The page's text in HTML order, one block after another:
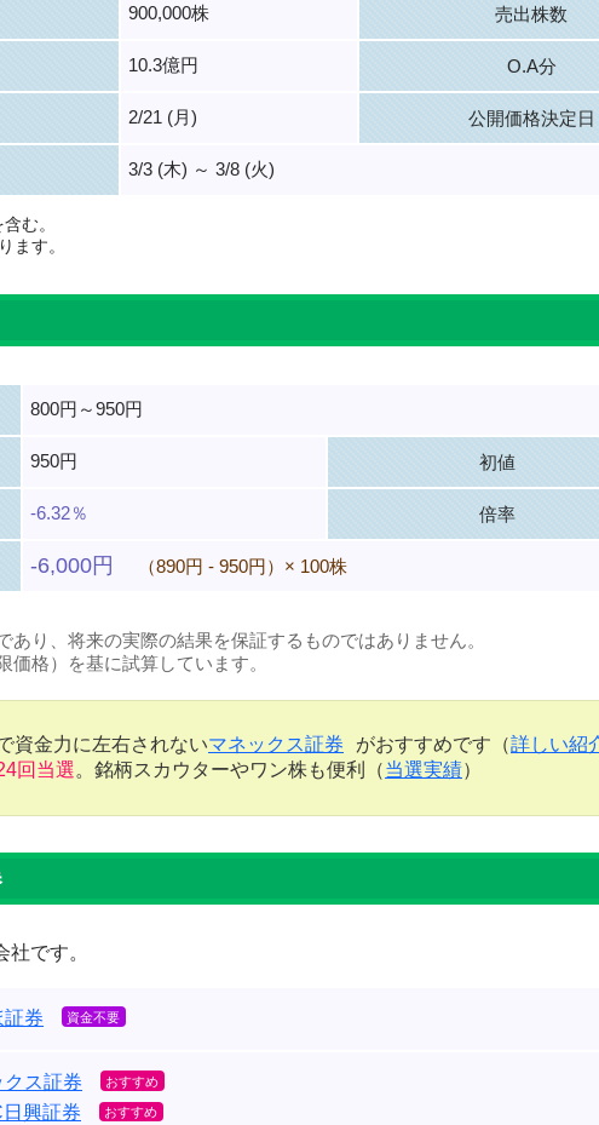
900,000株 売出株数
10.3億円 O.A分
2/21 (月) 公開価格決定日
3/3 (木) ～ 3/8 (火)
む。
ます。
800円～950円
950円 初値
-6.32％ 倍率
-6,000円 （890円 - 950円）× 100株
り、将来の実際の結果を保証するものではありません。
格）を基に試算しています。
資金力に左右されないマネックス証券 がおすすめです（詳しい紹
回当選。銘柄スカウターやワン株も便利（当選実績）
です。
証券
クス証券
興証券